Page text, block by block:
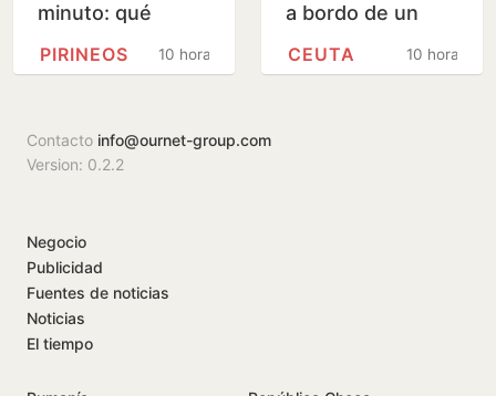
minuto: qué
mortal de hace10 horas
PIRINEOS
a bordo de un
10 horas
CEUTA
Contacto info@ournet-group.com
Version: 0.2.2
Negocio
Publicidad
Fuentes de noticias
Noticias
El tiempo